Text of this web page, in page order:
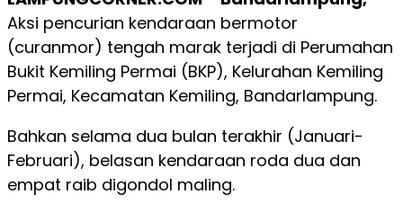
Aksi pencurian kendaraan bermotor
(curanmor) tengah marak terjadi di Perumahan
Bukit Kemiling Permai (BKP), Kelurahan Kemiling
Permai, Kecamatan Kemiling, Bandarlampung.
Bahkan selama dua bulan terakhir (Januari-
Februari), belasan kendaraan roda dua dan
empat raib digondol maling.